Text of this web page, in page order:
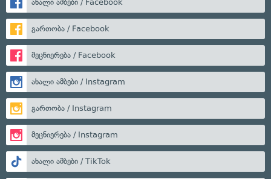
ახალი ამბები / Facebook
გართობა / Facebook
მეცნიერება / Facebook
ახალი ამბები / Instagram
გართობა / Instagram
მეცნიერება / Instagram
ახალი ამბები / TikTok